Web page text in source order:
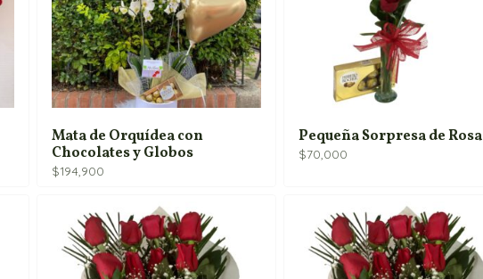
Mata de Orquídea con
Chocolates y Globos
$194,900
Pequeña Sorpresa de Rosa
$70,000